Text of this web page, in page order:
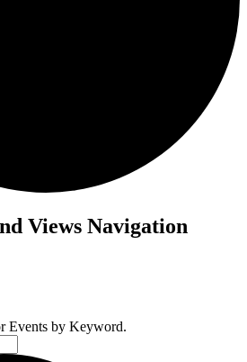
Views Navigation
Events by Keyword.